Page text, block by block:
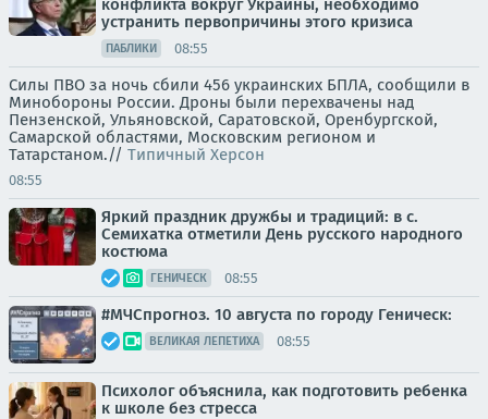
конфликта вокруг Украины, необходимо
устранить первопричины этого кризиса
ПАБЛИКИ 08:55
Силы ПВО за ночь сбили 456 украинских БПЛА, сообщили в
Минобороны России. Дроны были перехвачены над
Пензенской, Ульяновской, Саратовской, Оренбургской,
Самарской областями, Московским регионом и
Татарстаном.// Типичный Херсон
08:55
Яркий праздник дружбы и традиций: в с.
Семихатка отметили День русского народного
костюма
ГЕНИЧЕСК 08:55
#МЧСпрогноз. 10 августа по городу Геническ:
ВЕЛИКАЯ ЛЕПЕТИХА 08:55
Психолог объяснила, как подготовить ребенка
к школе без стресса